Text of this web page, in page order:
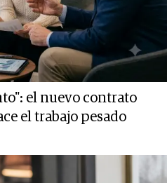
el nuevo contrato
el trabajo pesado